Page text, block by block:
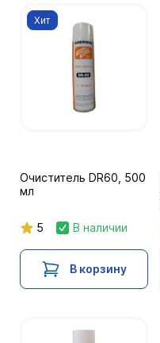
Хит
Очиститель DR60, 500
мл
5 В наличии
В корзину